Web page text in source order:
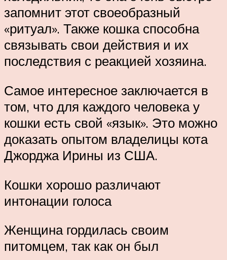
запомнит этот своеобразный
«ритуал». Также кошка способна
связывать свои действия и их
последствия с реакцией хозяина.
Самое интересное заключается в
том, что для каждого человека у
кошки есть свой «язык». Это можно
доказать опытом владелицы кота
Джорджа Ирины из США.
Кошки хорошо различают
интонации голоса
Женщина гордилась своим
питомцем, так как он был